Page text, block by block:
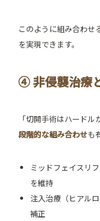
このように組み合わせ
を実現できます。
④ 非侵襲治療
「切開手術はハード
段階的な組み合わせも
ミッドフェイスリ
を維持
注入治療（ヒアル
補正